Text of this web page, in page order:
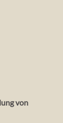
von